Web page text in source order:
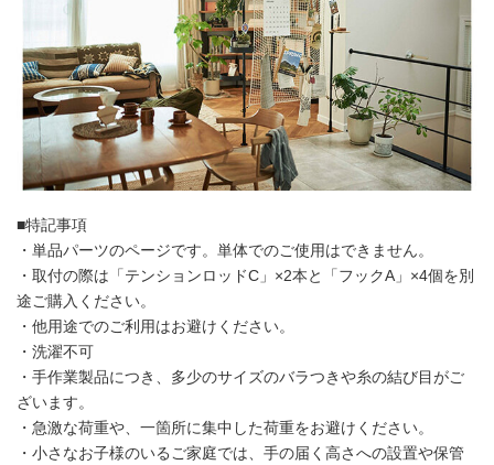
■特記事項
・単品パーツのページです。単体でのご使用はできません。
・取付の際は「テンションロッドC」×2本と「フックA」×4個を別
途ご購入ください。
・他用途でのご利用はお避けください。
・洗濯不可
・手作業製品につき、多少のサイズのバラつきや糸の結び目がご
ざいます。
・急激な荷重や、一箇所に集中した荷重をお避けください。
・小さなお子様のいるご家庭では、手の届く高さへの設置や保管